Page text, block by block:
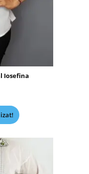
Iosefina